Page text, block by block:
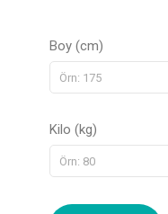
Boy (cm)
Kilo (kg)